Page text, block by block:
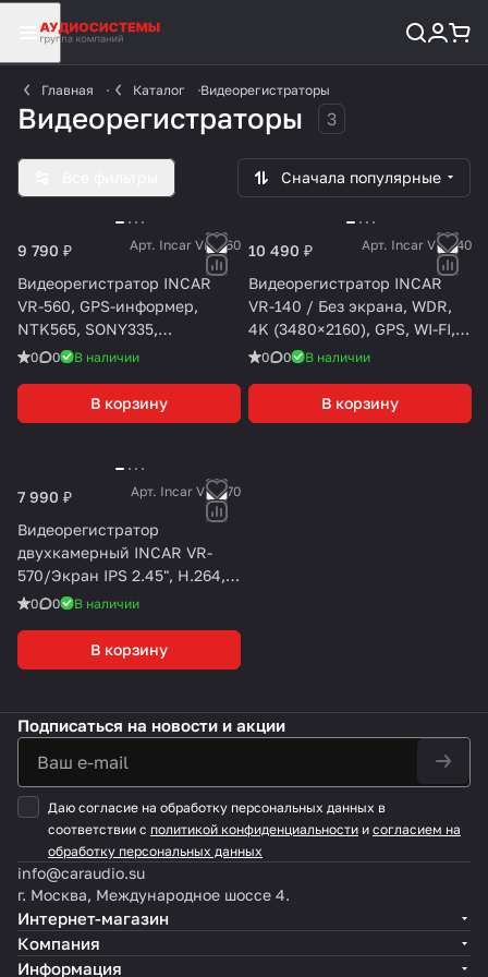
Главная Каталог Видеорегистраторы
Видеорегистраторы 3
Сначала популярные
9 790 ₽ Арт. Incar VR-560
Видеорегистратор INCAR
VR-560, GPS-информер,
NTK565, SONY335,
разрешение 2K(2560 х 1440)
0 0 В наличии
В корзину
10 490 ₽ Арт. Incar VR-140
Видеорегистратор INCAR
VR-140 / Без экрана, WDR,
4K (3480×2160), GPS, WI-FI,
скотч. крепл.
0 0 В наличии
В корзину
7 990 ₽ Арт. Incar VR-570
Видеорегистратор
двухкамерный INCAR VR-
570/Экран IPS 2.45", H.264,
AVI, JPEG, 1920*1080 /
0 0 В наличии
В корзину
Подписаться на новости и акции
Даю согласие на обработку персональных данных в
соответствии с политикой конфиденциальности и согласием на
обработку персональных данных
info@caraudio.su
г. Москва, Международное шоссе 4.
Интернет-магазин
Компания
Информация